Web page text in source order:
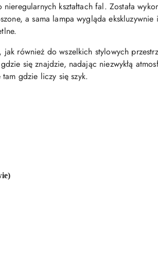
kształtach fal. Została
a sama lampa wygląda
również do wszelkich stylowych
się znajdzie, nadając niezwykłą
tam gdzie liczy się szyk.